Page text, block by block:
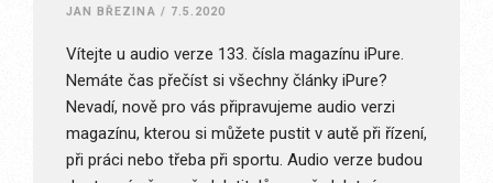
JAN BŘEZINA / 7.5.2020
Vítejte u audio verze 133. čísla magazínu iPure.
Nemáte čas přečíst si všechny články iPure?
Nevadí, nově pro vás připravujeme audio verzi
magazínu, kterou si můžete pustit v autě při řízení,
při práci nebo třeba při sportu. Audio verze budou